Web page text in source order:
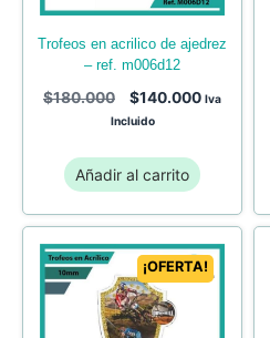
trofeos en acrilico de ajedrez
– ref. m006d12
$180.000 $140.000 Iva
Incluido
Añadir al carrito
¡OFERTA!